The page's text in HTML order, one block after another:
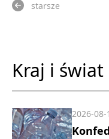
starsze
Kraj i świat
2026-